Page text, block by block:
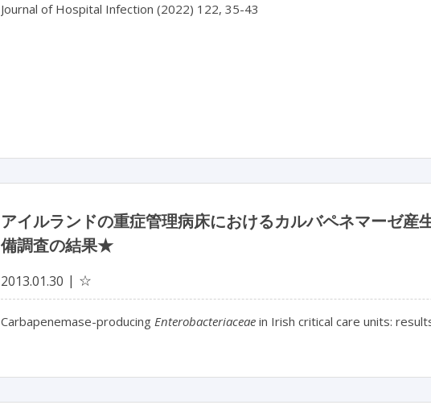
Journal of Hospital Infection (2022) 122, 35-43
アイルランドの重症管理病床におけるカルバペネマーゼ産
備調査の結果★
2013.01.30 ☆
Carbapenemase-producing Enterobacteriaceae in Irish critical care units: